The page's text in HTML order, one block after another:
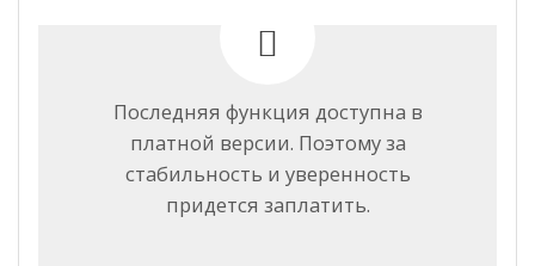
Последняя функция доступна в
платной версии. Поэтому за
стабильность и уверенность
придется заплатить.